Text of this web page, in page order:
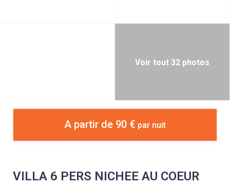
Voir tout 32 photos
A partir de 90 € par nuit
VILLA 6 PERS NICHEE AU COEUR